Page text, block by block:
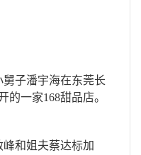
子潘宇海在东莞长
的一家168甜品店。
和姐夫蔡达标加